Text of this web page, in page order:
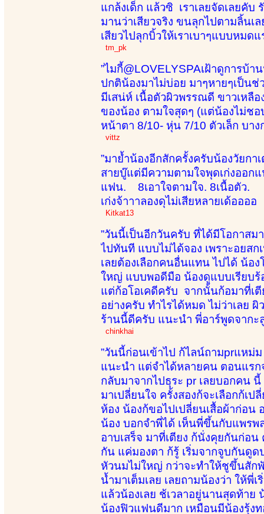
แกล้งเด็ก แล้วซิ เราเลยจัดเลยคั
มานว่าเสียวจริง ขนลุกไปตามลิ้นเ
เสียวไปลุกบิ้วให้เราเบาๆแบบหมด
tm_pk
”ไมกี้@LOVELYSPAเฝ้าดูการบ้
ปกติน้องมาไม่บ่อย มาๆหายๆเป็นช่
มีเสน่ห์ เนื้อตัวผิวพรรณดี ขาวเหลื
ของน้อง ตามใจสุดๆ (แต่น้องไม่ช
หน้าตา 8/10- หุ่น 7/10 ตัวเล็ก บา
vittz
”มาย้ำน้องอีกสักครั้งครับน้องวัยกา
สายบู๊แต่มีความตามใจพุดเก่งออก
แฟน. 8เอาใจตามใจ. 8เนื้อตัว.
เก่งจ้าาาลองดุไม่เสียหลายเด้ออออ
Kitkat13
”วันนี้เป็นอีกวันครับ ที่ได้มีโอกาสม
ไปทันที แบบไม่ได้จอง เพราะอยส
เลยต้องเลือกคนอื่นแทน ไปได้ น้อ
ใหญ่ แบบพอดีมือ น้องดูแบบเรียบร้
แต่ก้อโอเคดีครับ จากนั้นก้อมาที่เ
อย่างครับ ทำไรได้หมด ไม่ว่าเลย
ร้านนี้ดีครับ แนะนำ พี่อาร์พูดจาก
chinkhai
”วันนี้ก่อนเข้าไป ก้ไลน์ถามprแหม่
แนะนำ แต่จำได้หลายคน ตอนแรก
กลับมาจากไปธุระ pr เลยบอกคน
มาเปลี่ยนใจ ครั้งสองก้จะเลือกก้เ
ห้อง น้องก้ขอไปเปลี่ยนเสื้อผ้าก่อ
น้อง บอกจำพี่ได้ เห็นพี่ขึ้นกับแพรพ
อาบเสร็จ มาที่เตียง ก้นั่งคุยกันก่อ
กัน แค่มองตา ก้รู้ เริ่มจากจูบกันดู
หัวนมไม่ใหญ่ กว่าจะทำให้ชูขึ้นสักพั
น้ำมาเต็มเลย เลยถามน้องว่า ให้
แล้วน้องเลย ช้เวลาอยู่นานสุดท้าย
น้องฟิวแฟนดีมาก เหมือนมีน้องรุ้ง